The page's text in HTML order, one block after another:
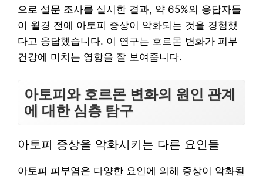
으로 설문 조사를 실시한 결과, 약 65%의 응답자들
이 월경 전에 아토피 증상이 악화되는 것을 경험했
다고 응답했습니다. 이 연구는 호르몬 변화가 피부
건강에 미치는 영향을 잘 보여줍니다.
아토피와 호르몬 변화의 원인 관계
에 대한 심층 탐구
아토피 증상을 악화시키는 다른 요인들
아토피 피부염은 다양한 요인에 의해 증상이 악화될